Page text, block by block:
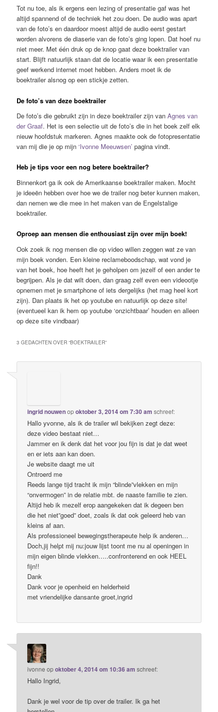
Tot nu toe, als ik ergens een lezing of presentatie gaf was het
altijd spannend of de techniek het zou doen. De audio was apart
van de foto’s en daardoor moest altijd de audio eerst gestart
worden alvorens de diaserie van de foto’s ging lopen. Dat hoef nu
niet meer. Met één druk op de knop gaat deze boektrailer van
start. Blijft natuurlijk staan dat de locatie waar ik een presentatie
geef werkend internet moet hebben. Anders moet ik de
boektrailer alsnog op een stickje zetten.
De foto’s van deze boektrailer
De foto’s die gebruikt zijn in deze boektrailer zijn vanAgnes van
der Graaf. Het is een selectie uit de foto’s die in het boek zelf elk
nieuw hoofdstuk markeren. Agnes maakte ook de fotopresentatie
van mij die je op mijn‘Ivonne Meeuwsen’ pagina vindt.
Heb je tips voor een nog betere boektrailer?
Binnenkort ga ik ook de Amerikaanse boektrailer maken. Mocht
je ideeën hebben over hoe we de trailer nog beter kunnen maken,
dan nemen we die mee in het maken van de Engelstalige
boektrailer.
Oproep aan mensen die enthousiast zijn over mijn boek!
Ook zoek ik nog mensen die op video willen zeggen wat ze van
mijn boek vonden. Een kleine reclameboodschap, wat vond je
van het boek, hoe heeft het je geholpen om jezelf of een ander te
begrijpen. Als je dat wilt doen, dan graag zelf even een videootje
opnemen met je smartphone of iets dergelijks (het mag heel kort
zijn). Dan plaats ik het op youtube en natuurlijk op deze site!
(eventueel kan ik hem op youtube ‘onzichtbaar’ houden en alleen
op deze site vindbaar)
3 GEDACHTEN OVER “BOEKTRAILER”
ingrid nouwenopoktober 3, 2014 om 7:30 am schreef:
Hallo yvonne, als ik de trailer wil bekijken zegt deze:
deze video bestaat niet…
Jammer en ik denk dat het voor jou fijn is dat je dat weet
en er iets aan kan doen.
Je website daagt me uit
Ontroerd me
Reeds lange tijd tracht ik mijn “blinde”vlekken en mijn
“onvermogen” in de relatie mbt. de naaste familie te zien.
Altijd heb ik mezelf erop aangekeken dat ik degeen ben
die het niet”goed” doet, zoals ik dat ook geleerd heb van
kleins af aan.
Als professioneel bewegingstherapeute help ik anderen…
Doch,jij helpt mij nu:jouw lijst toont me nu al openingen in
mijn eigen blinde vlekken…..confronterend en ook HEEL
fijn!!
Dank
Dank voor je openheid en helderheid
met vriendelijke dansante groet,ingrid
ivonne opoktober 4, 2014 om 10:36 am schreef:
Hallo Ingrid,
Dank je wel voor de tip over de trailer. Ik ga het